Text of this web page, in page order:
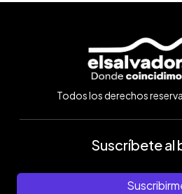
Todos los derechos
Suscríbete al